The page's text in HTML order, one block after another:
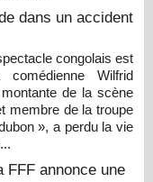
dans un accident
congolais est
Wilfrid
de la scène
membre de la troupe
», a perdu la vie
FFF annonce une